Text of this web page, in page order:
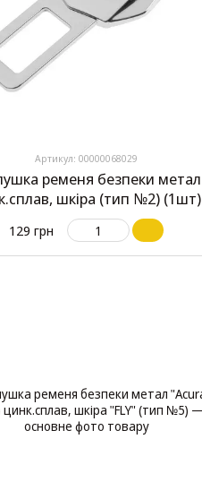
Артикул: 00000068029
ременя безпеки метал
шкіра (тип №2) (1шт)
129 грн